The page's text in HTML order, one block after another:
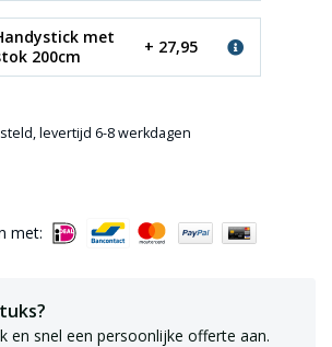
met
200cm
+ 27,95
levertijd 6-8 werkdagen
met:
en snel een persoonlijke offerte aan.